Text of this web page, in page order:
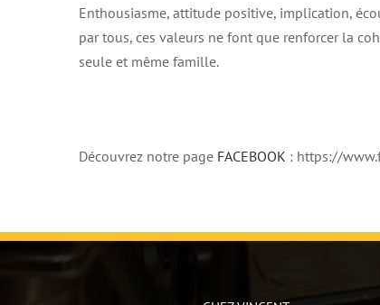
Enthousiasme, attitude positive, implication,
par tous, ces valeurs ne font que renforcer la
seule et même famille.
Découvrez notre page FACEBOOK : https://